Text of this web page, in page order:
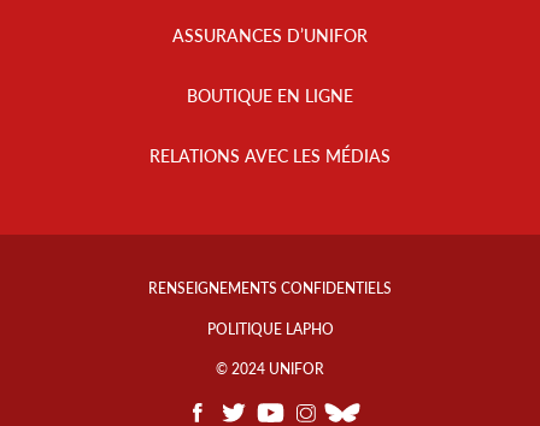
ASSURANCES D’UNIFOR
BOUTIQUE EN LIGNE
RELATIONS AVEC LES MÉDIAS
Footer
RENSEIGNEMENTS CONFIDENTIELS
POLITIQUE LAPHO
© 2024 UNIFOR